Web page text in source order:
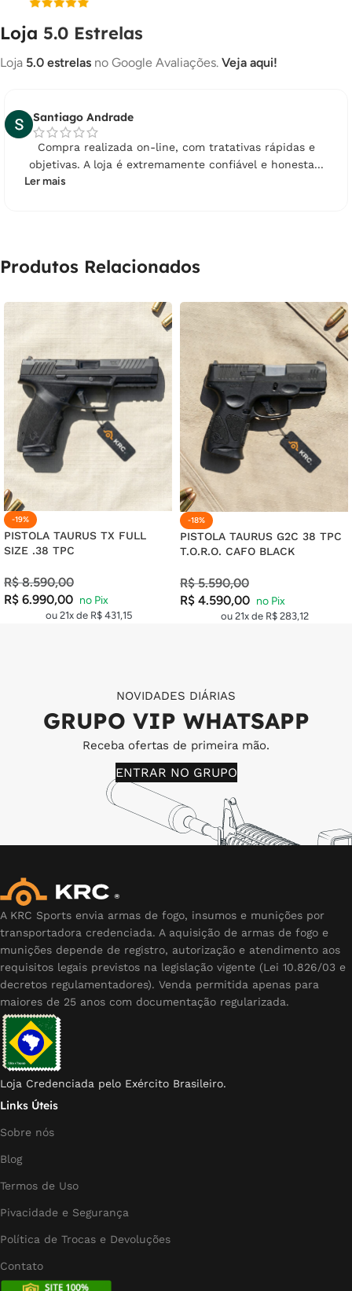
Loja 5.0 Estrelas
Loja 5.0 estrelas no Google Avaliações. Veja aqui!
Santiago Andrade
Compra realizada on-line, com tratativas rápidas e
objetivas. A loja é extremamente confiável e honesta...
Ler mais
Produtos Relacionados
-19%
PISTOLA TAURUS TX FULL
SIZE .38 TPC
R$8.590,00
R$ 6.990,00
ou 21x de R$431,15
-18%
PISTOLA TAURUS G2C 38 TPC
T.O.R.O. CAFO BLACK
R$5.590,00
R$ 4.590,00
ou 21x de R$283,12
NOVIDADES DIÁRIAS
GRUPO VIP WHATSAPP
Receba ofertas de primeira mão.
ENTRAR NO GRUPO
A KRC Sports envia armas de fogo, insumos e munições por
transportadora credenciada. A aquisição de armas de fogo e
munições depende de registro, autorização e atendimento aos
requisitos legais previstos na legislação vigente (Lei 10.826/03 e
decretos regulamentadores). Venda permitida apenas para
maiores de 25 anos com documentação regularizada.
Loja Credenciada pelo Exército Brasileiro.
Links Úteis
Sobre nós
Blog
Termos de Uso
Pivacidade e Segurança
Política de Trocas e Devoluções
Contato